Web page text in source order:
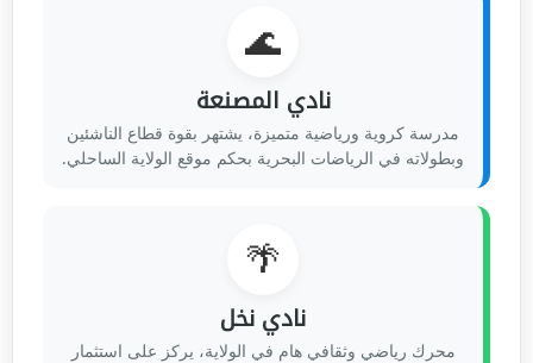
🌊
نادي المصنعة
مدرسة كروية ورياضية متميزة، يشتهر بقوة قطاع الناشئين
وبطولاته في الرياضات البحرية بحكم موقع الولاية الساحلي.
🌴
نادي نخل
محرك رياضي وثقافي هام في الولاية، يركز على استثمار